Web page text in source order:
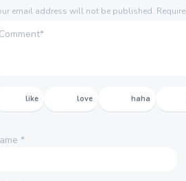
email address will not be published.
like love haha
*